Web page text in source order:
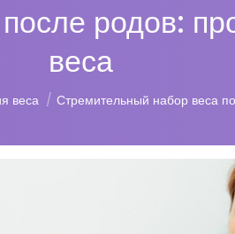
родов:
веса
веса Стремительный набор веса